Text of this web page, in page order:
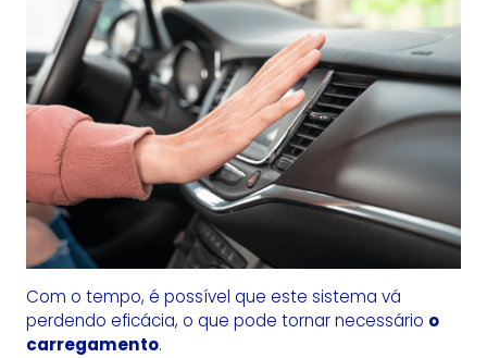
Com o tempo, é possível que este sistema vá
perdendo eficácia, o que pode tornar necessário o
carregamento.